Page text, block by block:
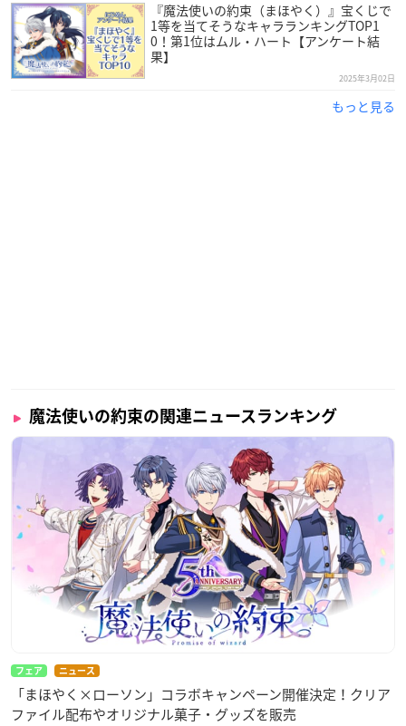
『魔法使いの約束（まほやく）』宝くじで
1等を当てそうなキャラランキングTOP1
0！第1位はムル・ハート【アンケート結
果】
2025年3月02日
もっと見る
魔法使いの約束の関連ニュースランキング
フェア ニュース
「まほやく×ローソン」コラボキャンペーン開催決定！クリア
ファイル配布やオリジナル菓子・グッズを販売